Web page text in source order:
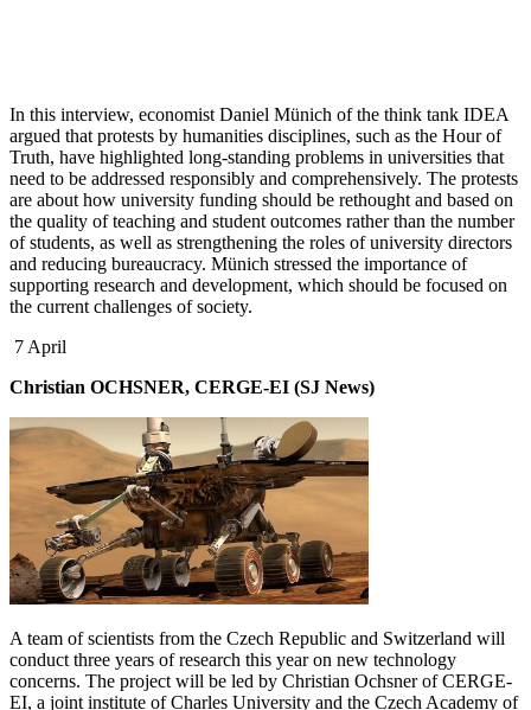
In this interview, economist Daniel Münich of the think tank IDEA
argued that protests by humanities disciplines, such as the Hour of
Truth, have highlighted long-standing problems in universities that
need to be addressed responsibly and comprehensively. The protests
are about how university funding should be rethought and based on
the quality of teaching and student outcomes rather than the number
of students, as well as strengthening the roles of university directors
and reducing bureaucracy. Münich stressed the importance of
supporting research and development, which should be focused on
the current challenges of society.
7 April
Christian OCHSNER, CERGE-EI (SJ News)
A team of scientists from the Czech Republic and Switzerland will
conduct three years of research this year on new technology
concerns. The project will be led by Christian Ochsner of CERGE-
EI, a joint institute of Charles University and the Czech Academy of